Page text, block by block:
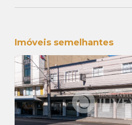
Imóveis semelhantes